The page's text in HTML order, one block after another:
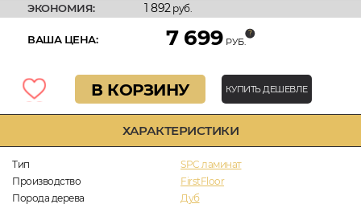
ХАРАКТЕРИСТИКИ
Тип
SPC ламинат
Производство
FirstFloor
Порода дерева
Дуб
ЭКОНОМИЯ: 1 892руб.
ВАША ЦЕНА: 7 699 РУБ.
В КОРЗИНУ КУПИТЬ ДЕШЕВЛЕ